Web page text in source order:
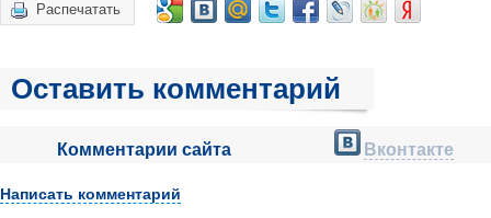
Распечатать
Оставить комментарий
Комментарии сайта Вконтакте
Написать комментарий